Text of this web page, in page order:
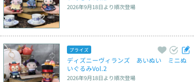
2026年9月18日より順次登場
プライズ
ディズニーヴィランズ　あいぬい　ミニぬ
いぐるみVol.2
2026年9月18日より順次登場